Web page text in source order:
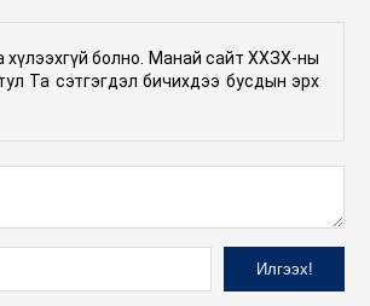
хүлээхгүй болно. Манай сайт ХХЗХ-ны
Та сэтгэгдэл бичихдээ бусдын эрх